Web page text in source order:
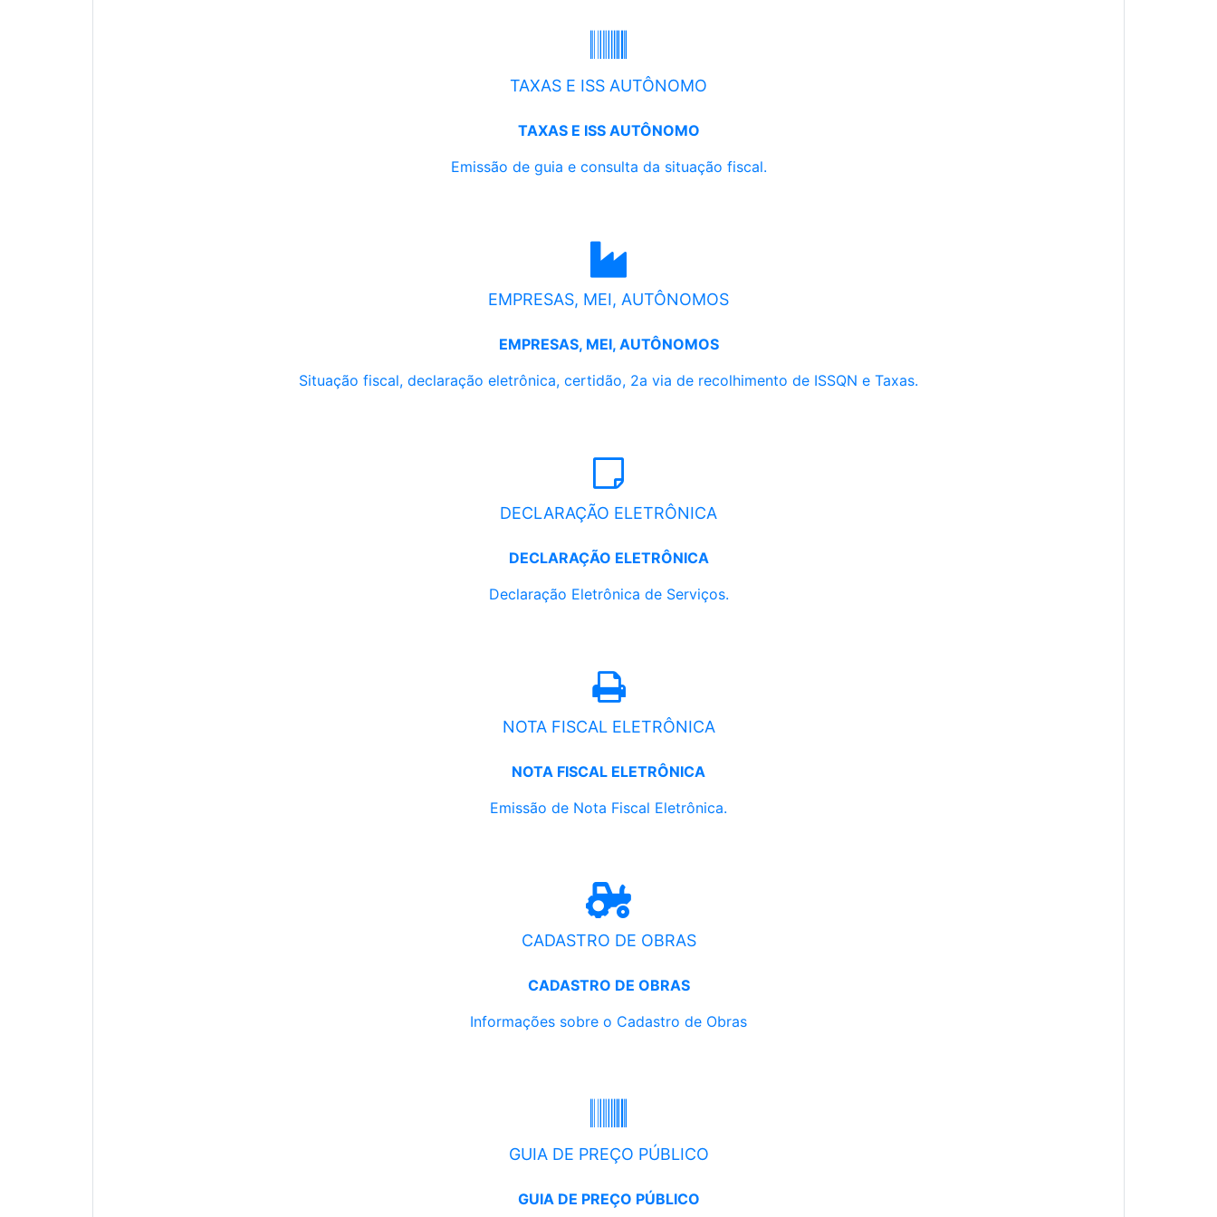
TAXAS E ISS AUTÔNOMO
TAXAS E ISS AUTÔNOMO
Emissão de guia e consulta da situação fiscal.
EMPRESAS, MEI, AUTÔNOMOS
EMPRESAS, MEI, AUTÔNOMOS
Situação fiscal, declaração eletrônica, certidão, 2a via de recolhimento de ISSQN e Taxas.
DECLARAÇÃO ELETRÔNICA
DECLARAÇÃO ELETRÔNICA
Declaração Eletrônica de Serviços.
NOTA FISCAL ELETRÔNICA
NOTA FISCAL ELETRÔNICA
Emissão de Nota Fiscal Eletrônica.
CADASTRO DE OBRAS
CADASTRO DE OBRAS
Informações sobre o Cadastro de Obras
GUIA DE PREÇO PÚBLICO
GUIA DE PREÇO PÚBLICO